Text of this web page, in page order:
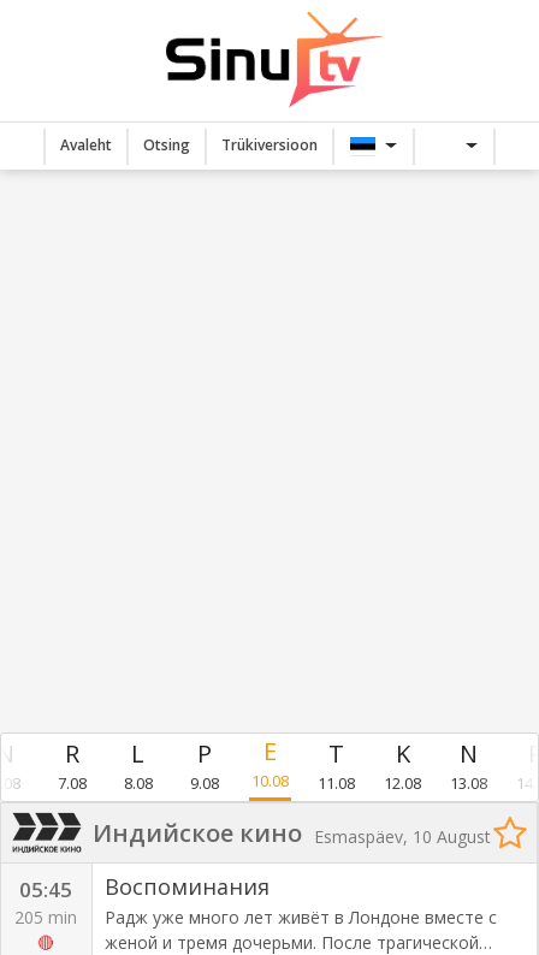
Avaleht Otsing Trükiversioon
7.08 8.08 9.08 10.08 11.08 12.08 13.08
Индийское кино Esmaspäev, 10 August
05:45
205 min
🔴
Воспоминания
Радж уже много лет живёт в Лондоне вместе с
женой и тремя дочерьми. После трагической